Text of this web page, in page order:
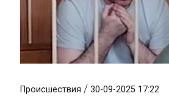
Происшествия / 30-09-2025 17:22